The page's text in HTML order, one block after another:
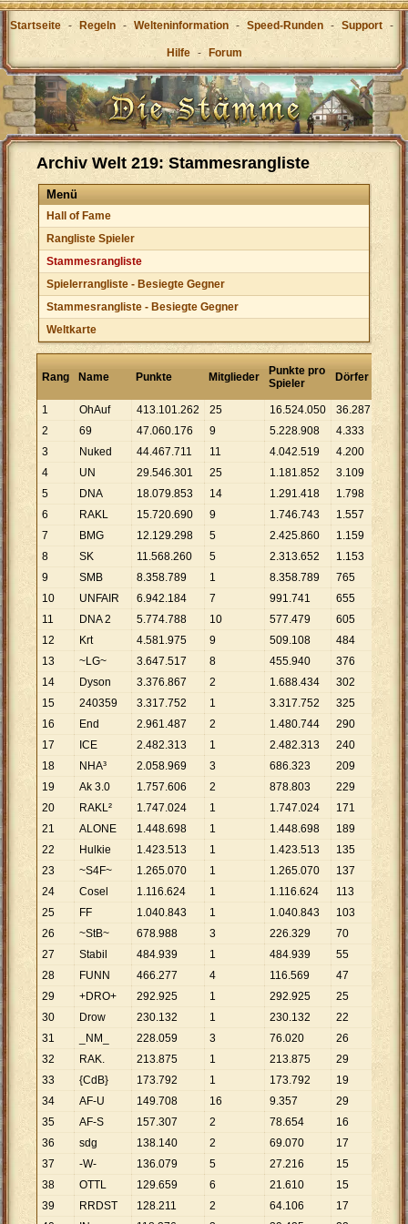
Startseite - Regeln - Welteninformation - Speed-Runden - Support -
Hilfe - Forum
Archiv Welt 219: Stammesrangliste
Menü
Hall of Fame
Rangliste Spieler
Stammesrangliste
Spielerrangliste - Besiegte Gegner
Stammesrangliste - Besiegte Gegner
Weltkarte
Rang Name Punkte Mitglieder
Punkte pro
Spieler
Dörfer
1
OhAuf 413.101.262 25 16.524.050 36.287
2
69 47.060.176 9 5.228.908 4.333
3
Nuked 44.467.711 11 4.042.519 4.200 10
4
UN 29.546.301 25 1.181.852 3.109
503
5
DNA 18.079.853 14 1.291.418 1.798 10
6
RAKL 15.720.690 9 1.746.743 1.557
7
BMG 12.129.298 5 2.425.860 1.159 10
8
SK 11.568.260 5 2.313.652 1.153
9
SMB 8.358.789 1 8.358.789 765 10
10
UNFAIR 6.942.184 7 991.741 655 10
11
DNA 2 5.774.788 10 577.479 605
545
12
Krt 4.581.975 9 509.108 484 9
467
13
~LG~ 3.647.517 8 455.940 376
701
14
Dyson 3.376.867 2 1.688.434 302
15
240359 3.317.752 1 3.317.752 325
16
End 2.961.487 2 1.480.744 290 10
17
ICE 2.482.313 1 2.482.313 240
18
NHA³ 2.058.969 3 686.323 209
852
19
Ak 3.0 1.757.606 2 878.803 229
20
RAKL² 1.747.024 1 1.747.024 171 10
21
ALONE 1.448.698 1 1.448.698 189
665
22
Hulkie 1.423.513 1 1.423.513 135 10
23
~S4F~ 1.265.070 1 1.265.070 137 9
234
24
Cosel 1.116.624 1 1.116.624 113
25
FF 1.040.843 1 1.040.843 103 10
26
~StB~ 678.988 3 226.329 70
700
27
Stabil 484.939 1 484.939 55
817
28
FUNN 466.277 4 116.569 47
921
29
+DRO+ 292.925 1 292.925 25
30
Drow 230.132 1 230.132 22
31
_NM_ 228.059 3 76.020 26
772
32
RAK. 213.875 1 213.875 29
375
33
{CdB} 173.792 1 173.792 19 9
147
34
AF-U 149.708 16 9.357 29
162
35
AF-S 157.307 2 78.654 16 9
832
36
sdg 138.140 2 69.070 17 8
126
37
-W- 136.079 5 27.216 15
072
38
OTTL 129.659 6 21.610 15 8. 644
39
RRDST 128.211 2 64.106 17
542